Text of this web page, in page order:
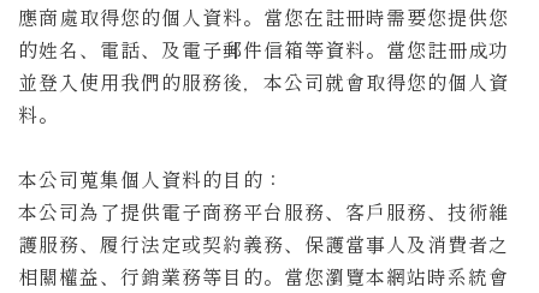
應商處取得您的個人資料。當您在註冊時需要您提供您
的姓名、電話、及電子郵件信箱等資料。當您註冊成功
並登入使用我們的服務後，本公司就會取得您的個人資
料。
本公司蒐集個人資料的目的：
本公司為了提供電子商務平台服務、客戶服務、技術維
護服務、履行法定或契約義務、保護當事人及消費者之
相關權益、行銷業務等目的。當您瀏覽本網站時系統會